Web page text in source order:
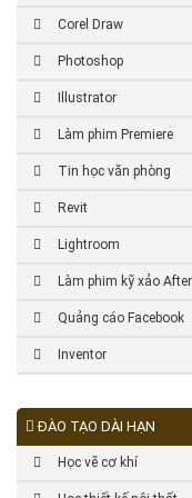
Corel Draw
Photoshop
Illustrator
Làm phim Premiere
Tin học văn phòng
Revit
Lightroom
Làm phim kỹ xảo
Quảng cáo Facebook
Inventor
ĐÀO TẠO DÀI HẠN
Học vẽ cơ khí